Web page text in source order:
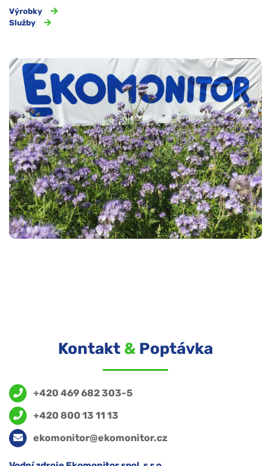
Výrobky
Služby
Kontakt & Poptávka
+420 469 682 303-5
+420 800 13 11 13
ekomonitor@ekomonitor.cz